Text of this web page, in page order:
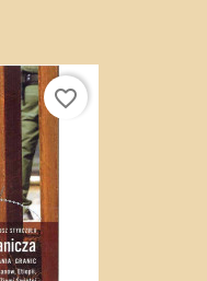
favorite_border